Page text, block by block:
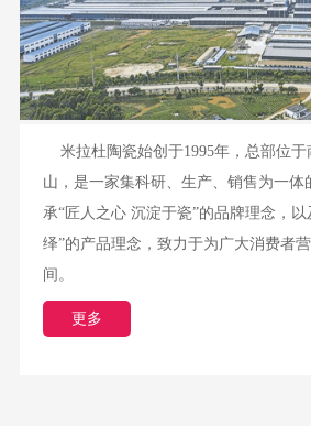
米拉杜陶瓷始创于1995年，总部位于
山，是一家集科研、生产、销售为一体
承“匠人之心 沉淀于瓷”的品牌理念，
绎”的产品理念，致力于为广大消费者
间。
更多
3C瓷质大理石
超低吸/超耐磨/超抗折